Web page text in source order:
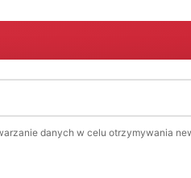
danych w celu otrzymywania